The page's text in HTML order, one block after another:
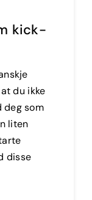
kick-
du ikke
deg som
liten
disse